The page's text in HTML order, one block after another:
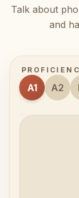
Talk about
and
A1 A2